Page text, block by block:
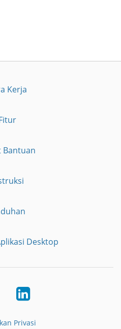
Kerja
Bantuan
Desktop
LinkedIn
Privasi